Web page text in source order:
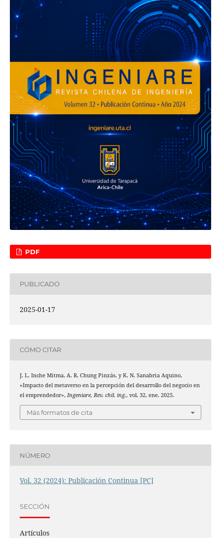
PDF
PUBLICADO
2025-01-17
CÓMO CITAR
J. L. Inche Mitma, A. R. Chung Pinzás, y K. N. Sanabria Aquino,
«Impacto del metaverso en la percepción del desarrollo del negocio en
el emprendedor», Ingeniare, Rev. chil. ing., vol. 32, ene. 2025.
Más formatos de cita
NÚMERO
Vol. 32 (2024): Publicación Continua [PC]
SECCIÓN
Artículos